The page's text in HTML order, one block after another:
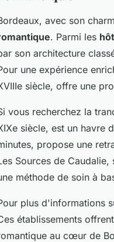
avec son
. Parmi les
son architecture
une expérience
siècle, offre une
vous recherchez la
siècle, est un havre
propose une
Sources de
méthode de soin à
plus d'informations
établissements
au cœur de